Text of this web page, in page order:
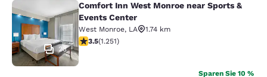
Comfort Inn West Monroe near
23
Comfort Inn West Monroe near Sports &
Events Center
West Monroe, LA
1.74 km
3.55-Sterne-Bewertung. Gut. 1251 Bewertungen
3.5(1.251)
Sparen Sie 10 %